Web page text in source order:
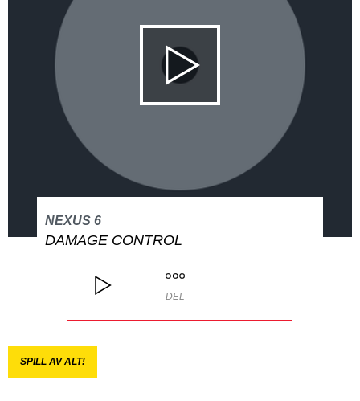
NEXUS 6
DAMAGE CONTROL
DEL
SPILL AV ALT!